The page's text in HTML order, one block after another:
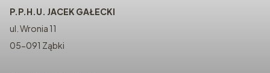
P.P.H.U. JACEK GAŁECKI
ul. Wronia 11
05-091 Ząbki